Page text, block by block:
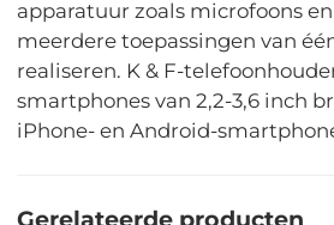
apparatuur zoals microfoons
meerdere toepassingen van
realiseren. K & F-
smartphones van 2,2-3,6 inch
iPhone- en Android-